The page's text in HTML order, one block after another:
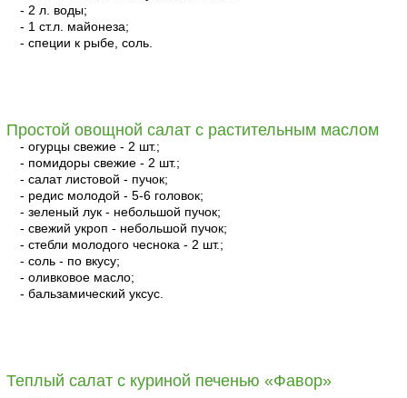
- 2 л. воды;
- 1 ст.л. майонеза;
- специи к рыбе, соль.
Простой овощной салат с растительным маслом
- огурцы свежие - 2 шт.;
- помидоры свежие - 2 шт.;
- салат листовой - пучок;
- редис молодой - 5-6 головок;
- зеленый лук - небольшой пучок;
- свежий укроп - небольшой пучок;
- стебли молодого чеснока - 2 шт.;
- соль - по вкусу;
- оливковое масло;
- бальзамический уксус.
Теплый салат с куриной печенью «Фавор»